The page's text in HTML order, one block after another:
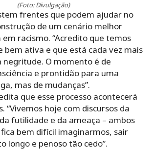
(Foto: Divulgação)
frentes que podem ajudar no
de um cenário melhor
racismo. “Acredito que temos
bem ativa e que está cada vez mais
negritude. O momento é de
e prontidão para uma
mas de mudanças”.
que esse processo acontecerá
“Vivemos hoje com discursos da
futilidade e da ameaça – ambos
fica bem difícil imaginarmos, sair
longo e penoso tão cedo”.